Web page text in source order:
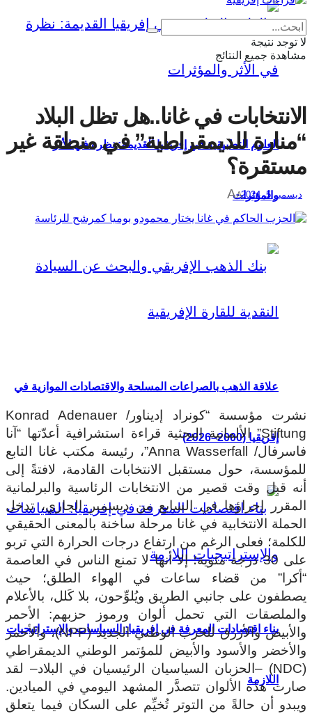
العلوم التطبيقية في إفريقيا القديمة: نظرة في الأثر
والمؤثرات
علاقة الذهب بالصراعات المسلحة والاقتصادات الموازية في
إفريقيا (2000–2026)
بناء اقتصادات المعرفة في إفريقيا: السياسات والإستراتيجيات
اللازمة
لا توجد نتيجة
مشاهدة جميع النتائج
الانتخابات في غانا..هل تظل البلاد
“منارة للديمقراطية” في منطقة غير
مستقرة؟
ديسمبر 5, 2024 A
A
نشرت مؤسسة “كونراد إديناور/ Konrad Adenauer
Stiftung” الألمانية البحثية قراءة استشرافية أعدّتها “آنا
فاسرفال/ Anna Wasserfall”، رئيسة مكتب غانا التابع
للمؤسسة، حول مستقبل الانتخابات القادمة، لافتةً إلى
أنه قبل وقت قصير من الانتخابات الرئاسية والبرلمانية
المقرر إجراؤها في السابع من ديسمبر الجاري، تدخل
الحملة الانتخابية في غانا مرحلة ساخنة بالمعنى الحقيقي
للكلمة؛ فعلى الرغم من ارتفاع درجات الحرارة التي تربو
على 30 درجة مئوية؛ إلا أنها لا تمنع الناس في العاصمة
“أكرا” من قضاء ساعات في الهواء الطلق؛ حيث
يصطفون على جانبي الطريق ويُلوِّحون، بلا كَلل، بالأعلام
والملصقات التي تحمل ألوان ورموز حزبهم: الأحمر
والأبيض والأزرق للحزب الوطني الجديد (NPP)، والأحمر
والأخضر والأسود والأبيض للمؤتمر الوطني الديمقراطي
(NDC) –الحزبان السياسيان الرئيسيان في البلاد– لقد
صارت هذه الألوان تتصدَّر المشهد اليومي في الميادين.
ويبدو أن حالةً من التوتر تُخيِّم على السكان فيما يتعلق